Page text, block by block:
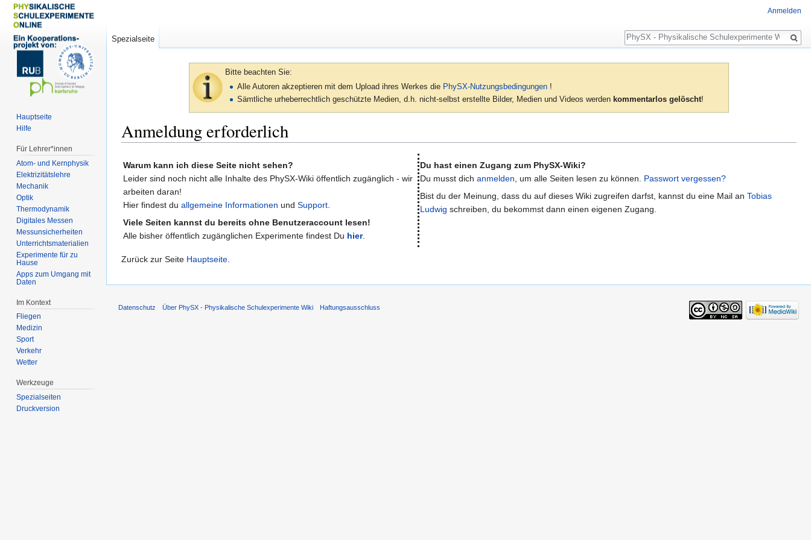
Bitte beachten Sie:
Alle Autoren akzeptieren mit dem Upload ihres Werkes die PhySX-Nutzungsbedingungen !
Sämtliche urheberrechtlich geschützte Medien, d.h. nicht-selbst erstellte Bilder, Medien und Videos werden kommentarlos gelöscht!
Anmeldung erforderlich
Warum kann ich diese Seite nicht sehen?
Leider sind noch nicht alle Inhalte des PhySX-Wiki öffentlich zugänglich - wir
arbeiten daran!
Hier findest du allgemeine Informationen und Support
Viele Seiten kannst du bereits ohne Benutzeraccount lesen!
Alle bisher öffentlich zugänglichen Experimente findest Du hier.
Du hast einen Zugang zum PhySX-Wiki?
Du musst dich anmelden , um alle Seiten lesen zu können. Passwort vergessen?
Bist du der Meinung, dass du auf dieses Wiki zugreifen darfst, kannst du eine Mail an Tobias
Ludwig schreiben, du bekommst dann einen eigenen Zugang.
Zurück zur Seite Hauptseite
Anmelden
Spezialseite
Suche
Hauptseite
Hilfe
Für Lehrer*innen
Atom- und Kernphysik
Elektrizitätslehre
Mechanik
Optik
Thermodynamik
Digitales Messen
Messunsicherheiten
Unterrichtsmaterialien
Experimente für zu
Hause
Apps zum Umgang mit
Daten
Im Kontext
Fliegen
Medizin
Sport
Verkehr
Wetter
Werkzeuge
Spezialseiten
Druckversion
Datenschutz Über PhySX - Physikalische Schulexperimente Wiki Haftungsausschluss